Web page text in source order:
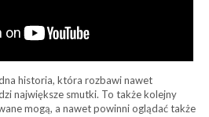
historia, która rozbawi nawet
największe smutki. To także kolejny
mogą, a nawet powinni oglądać także